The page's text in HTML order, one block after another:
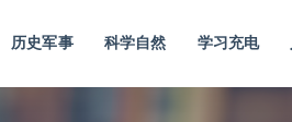
历史军事 科学自然 学习充电